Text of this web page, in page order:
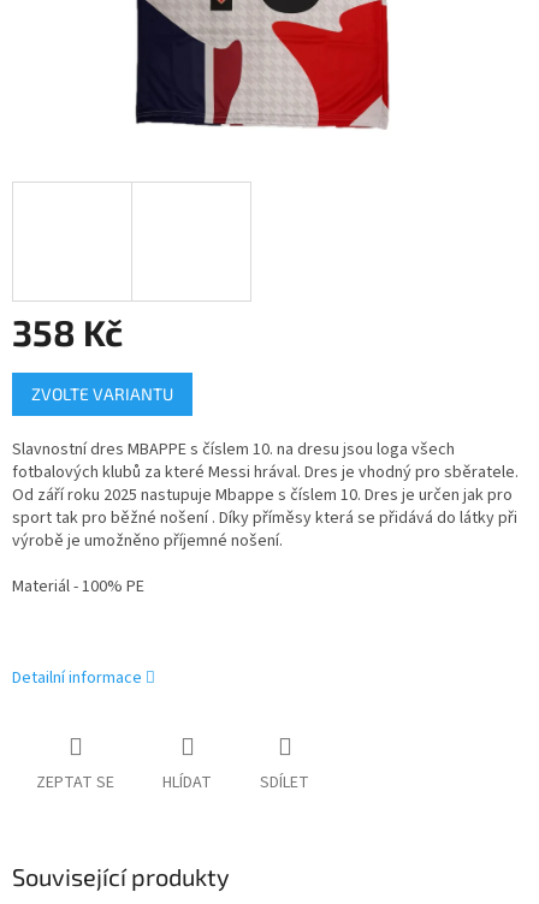
358 Kč
Měrná
cena:
ZVOLTE VARIANTU
Slavnostní dres MBAPPE s číslem 10. na dresu jsou loga všech
fotbalových klubů za které Messi hrával. Dres je vhodný pro sběratele.
Od září roku 2025 nastupuje Mbappe s číslem 10. Dres je určen jak pro
sport tak pro běžné nošení . Díky příměsy která se přidává do látky při
výrobě je umožněno příjemné nošení.
Materiál - 100% PE
Detailní informace
ZEPTAT SE HLÍDAT SDÍLET
Související produkty